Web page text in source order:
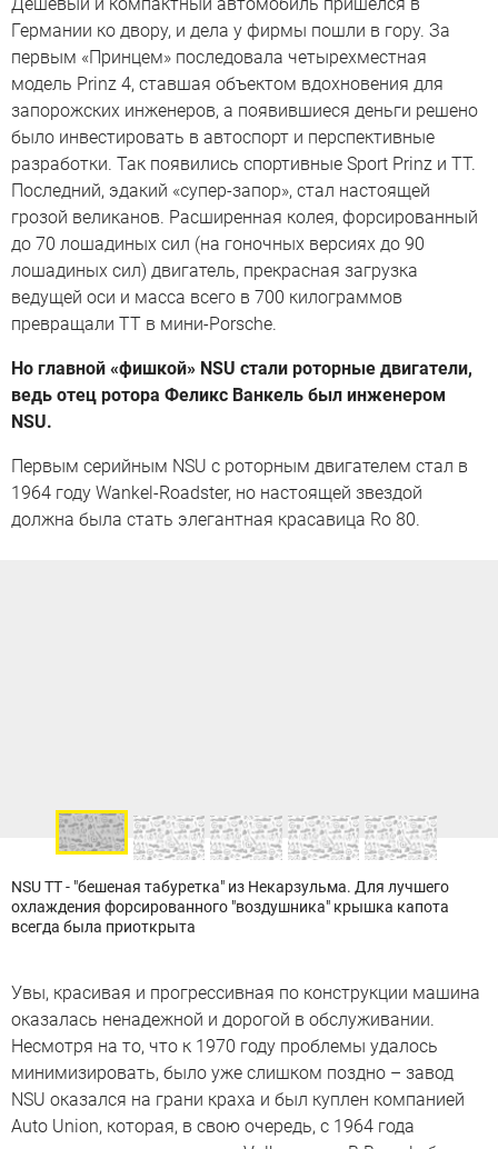
Германии ко двору, и дела у фирмы пошли в гору. За
первым «Принцем» последовала четырехместная
модель Prinz 4, ставшая объектом вдохновения для
запорожских инженеров, а появившиеся деньги решено
было инвестировать в автоспорт и перспективные
разработки. Так появились спортивные Sport Prinz и TT.
Последний, эдакий «супер-запор», стал настоящей
грозой великанов. Расширенная колея, форсированный
до 70 лошадиных сил (на гоночных версиях до 90
лошадиных сил) двигатель, прекрасная загрузка
ведущей оси и масса всего в 700 килограммов
превращали TT в мини-Porsche.
Но главной «фишкой» NSU стали роторные двигатели,
ведь отец ротора Феликс Ванкель был инженером
NSU.
Первым серийным NSU с роторным двигателем стал в
1964 году Wankel-Roadster, но настоящей звездой
должна была стать элегантная красавица Ro 80.
NSU TT - "бешеная табуретка" из Некарзульма. Для лучшего
охлаждения форсированного "воздушника" крышка капота
всегда была приоткрыта
Увы, красивая и прогрессивная по конструкции машина
оказалась ненадежной и дорогой в обслуживании.
Несмотря на то, что к 1970 году проблемы удалось
минимизировать, было уже слишком поздно – завод
NSU оказался на грани краха и был куплен компанией
Auto Union, которая, в свою очередь, с 1964 года